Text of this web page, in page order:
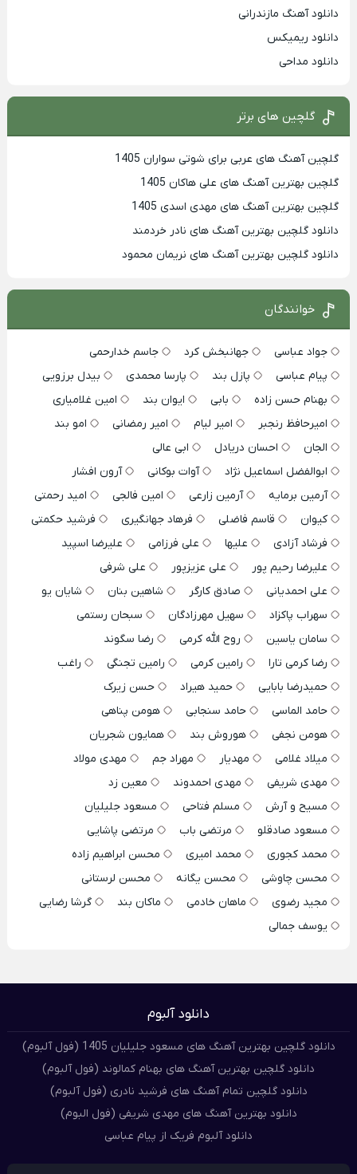
دانلود آهنگ مازندرانی
دانلود ریمیکس
دانلود مداحی
گلچین های برتر
گلچین آهنگ های عربی برای شوتی سواران 1405
گلچین بهترين آهنگ های علی هاکان 1405
گلچین بهترین آهنگ های مهدی اسدی 1405
دانلود گلچین بهترین آهنگ های نادر خردمند
دانلود گلچین بهترین آهنگ های نریمان محمود
خوانندگان
جواد عباسی جهانبخش کرد
جاسم خدارحمی
پیام عباسی
پازل بند پارسا محمدی
بیدل برزویی
بهنام حسن زاده
بابی ایوان بند
امین غلامیاری
امیرحافظ رنجبر
امیر لیام امیر رمضانی
امو بند
الجان
احسان دریادل
ابی عالی
ابوالفضل اسماعیل نژاد
آوات بوکانی
آرون افشار
آرمین برمایه
آرمین زارعی امین فالجی
امید رحمتی
کیوان
قاسم فاضلی فرهاد جهانگیری
فرشید حکمتی
فرشاد آزادی
علیها علی فرزامی
علیرضا اسپید
علیرضا رحیم پور
علی عزیزپور
علی شرفی
علی احمدیانی
صادق کارگر شاهین بنان
شایان یو
سهراب پاکزاد
سهیل مهرزادگان
سبحان رستمی
سامان یاسین
روح الله کرمی
رضا سگوند
رضا کرمی تارا
رامین کرمی رامین تجنگی
راغب
حمیدرضا بابایی
حمید هیراد
حسن زیرک
حامد الماسی
حامد سنجابی
هومن پناهی
هومن نجفی
هوروش بند
همایون شجریان
میلاد غلامی
مهدیار مهراد جم
مهدی مولاد
مهدی شریفی
مهدی احمدوند
معین زد
مسیح و آرش
مسلم فتاحی
مسعود جلیلیان
مسعود صادقلو
مرتضی باب
مرتضی پاشایی
محمد کجوری
محمد امیری
محسن ابراهیم زاده
محسن چاوشی
محسن یگانه
محسن لرستانی
مجید رضوی
ماهان خادمی ماکان بند
گرشا رضایی
یوسف جمالی
دانلود آلبوم
دانلود گلچین بهترین آهنگ های مسعود جلیلیان 1405 (فول آلبوم)
دانلود گلچین بهترین آهنگ های بهنام کمالوند (فول آلبوم)
دانلود گلچین تمام آهنگ های فرشید نادری (فول آلبوم)
دانلود بهترین آهنگ های مهدی شریفی (فول البوم)
دانلود آلبوم فریک از پیام عباسی